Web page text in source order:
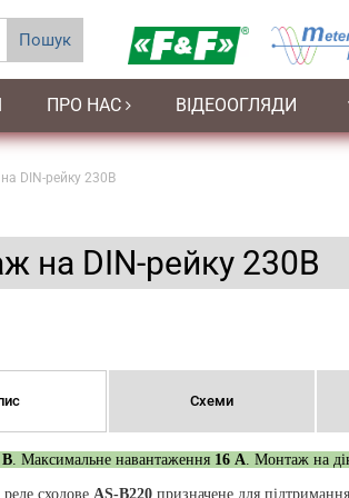
Пошук
ПРО НАС ВІДЕООГЛЯДИ
DIN-рейку 230В
на DIN-рейку 230В
Схеми
В. Максимальне навантаження 16 А. Монтаж на
реле сходове AS-B220 призначене для